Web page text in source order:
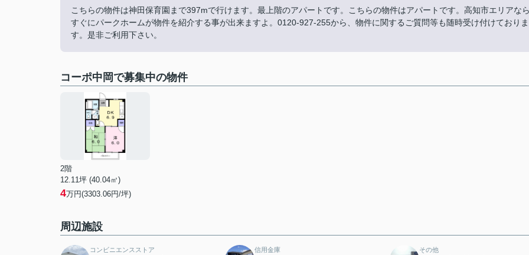
こちらの物件は神田保育園まで397mで行けます。最上階のアパートです。こちらの物件はアパートです。高知市エリアなら
すぐにパークホームが物件を紹介する事が出来ますよ。0120-927-255から、物件に関するご質問等も随時受け付けておりま
す。是非ご利用下さい。
コーポ中岡で募集中の物件
2階
12.11坪 (40.04㎡)
4万円(3303.06円/坪)
周辺施設
コンビニエンスストア 信用金庫 その他